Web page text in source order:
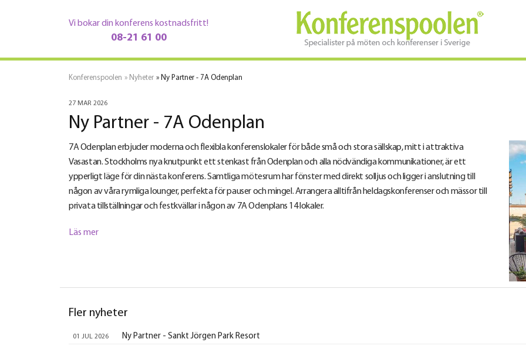
Vi bokar din konferens kostnadsfritt!
08-21 61 00
Konferenspoolen » Nyheter » Ny Partner - 7A Odenplan
27 MAR 2026
Ny Partner - 7A Odenplan
7A Odenplan erbjuder moderna och flexibla konferenslokaler för både små och stora sällskap, mitt i attraktiva
Vasastan. Stockholms nya knutpunkt ett stenkast från Odenplan och alla nödvändiga kommunikationer, är ett
ypperligt läge för din nästa konferens. Samtliga mötesrum har fönster med direkt solljus och ligger i anslutning till
någon av våra rymliga lounger, perfekta för pauser och mingel. Arrangera alltifrån heldagskonferenser och mässor till
privata tillställningar och festkvällar i någon av 7A Odenplans 14 lokaler.
Läs mer
Fler nyheter
01 JUL 2026 Ny Partner - Sankt Jörgen Park Resort